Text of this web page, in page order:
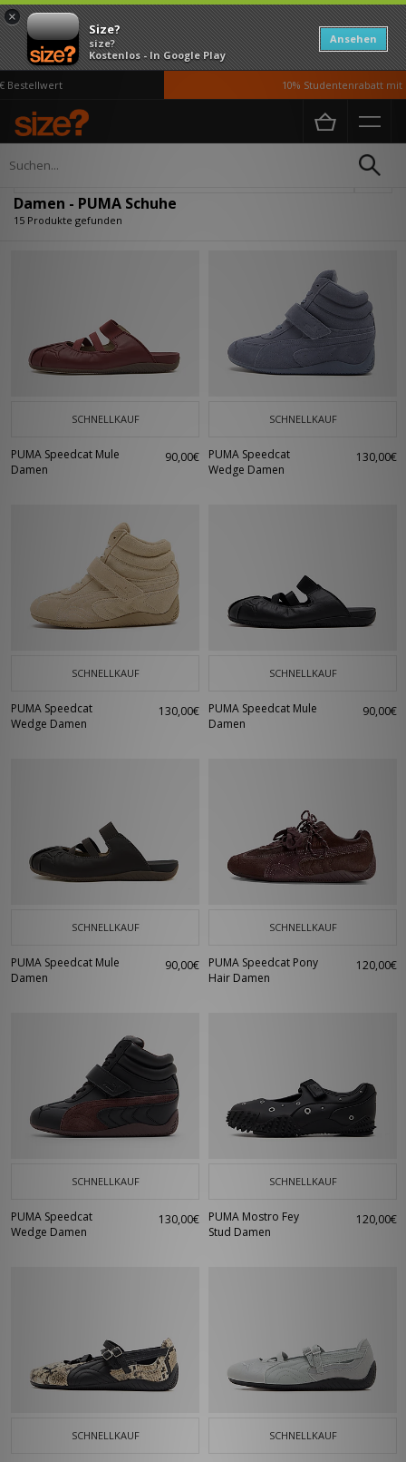
×
Size?
size?
Kostenlos - In Google Play
Ansehen
10% Studentenrabatt mit
Home Damen
Damen - PUMA Schuhe
15 Produkte gefunden
SCHNELLKAUF
PUMA Speedcat Mule
Damen
90,00€
SCHNELLKAUF
PUMA Speedcat
Wedge Damen
130,00€
SCHNELLKAUF
PUMA Speedcat
Wedge Damen
130,00€
SCHNELLKAUF
PUMA Speedcat Mule
Damen
90,00€
SCHNELLKAUF
PUMA Speedcat Mule
Damen
90,00€
SCHNELLKAUF
PUMA Speedcat Pony
Hair Damen
120,00€
SCHNELLKAUF
PUMA Speedcat
Wedge Damen
130,00€
SCHNELLKAUF
PUMA Mostro Fey
Stud Damen
120,00€
SCHNELLKAUF SCHNELLKAUF